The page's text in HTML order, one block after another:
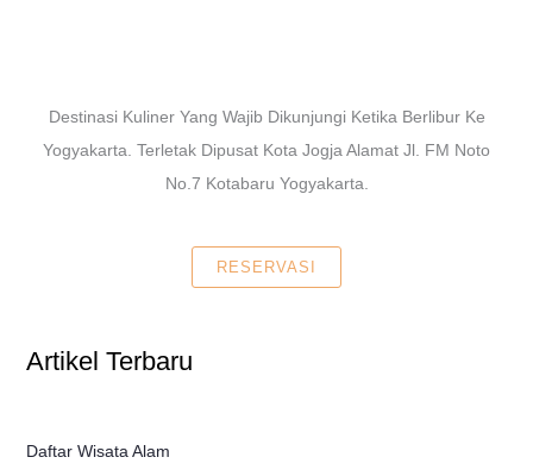
Destinasi Kuliner Yang Wajib Dikunjungi Ketika Berlibur Ke
Yogyakarta. Terletak Dipusat Kota Jogja Alamat Jl. FM Noto
No.7 Kotabaru Yogyakarta.
RESERVASI
Artikel Terbaru
Daftar Wisata Alam